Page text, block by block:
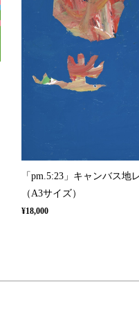
「pm.5:23」キャンバス地
（A3サイズ）
¥18,000